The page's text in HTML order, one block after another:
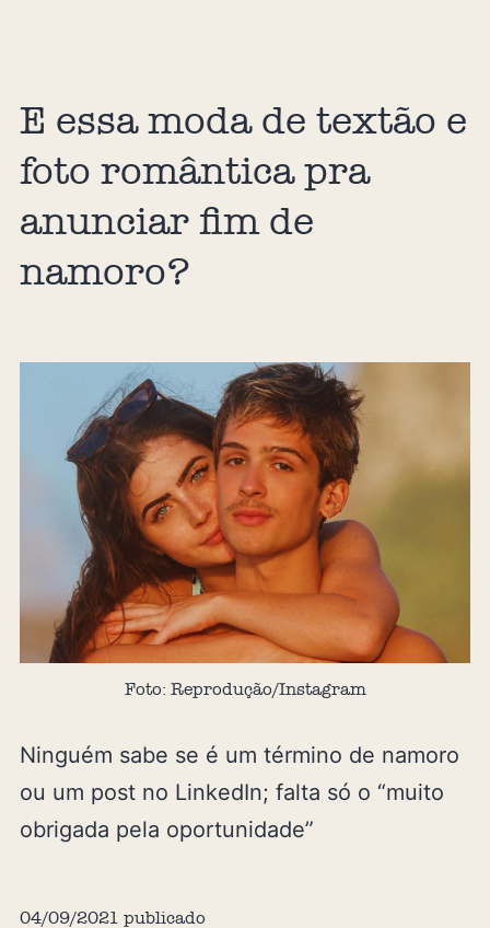
E essa moda de textão e
foto romântica pra
anunciar fim de
namoro?
Foto: Reprodução/Instagram
Ninguém sabe se é um término de namoro
ou um post no LinkedIn; falta só o “muito
obrigada pela oportunidade”
04/09/2021 publicado